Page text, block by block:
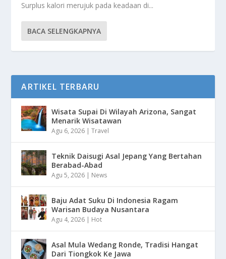
Surplus kalori merujuk pada keadaan di...
BACA SELENGKAPNYA
ARTIKEL TERBARU
Wisata Supai Di Wilayah Arizona, Sangat
Menarik Wisatawan
Agu 6, 2026 |Travel
Teknik Daisugi Asal Jepang Yang Bertahan
Berabad-Abad
Agu 5, 2026 | News
Baju Adat Suku Di Indonesia Ragam
Warisan Budaya Nusantara
Agu 4, 2026 | Hot
Asal Mula Wedang Ronde, Tradisi Hangat
Dari Tiongkok Ke Jawa